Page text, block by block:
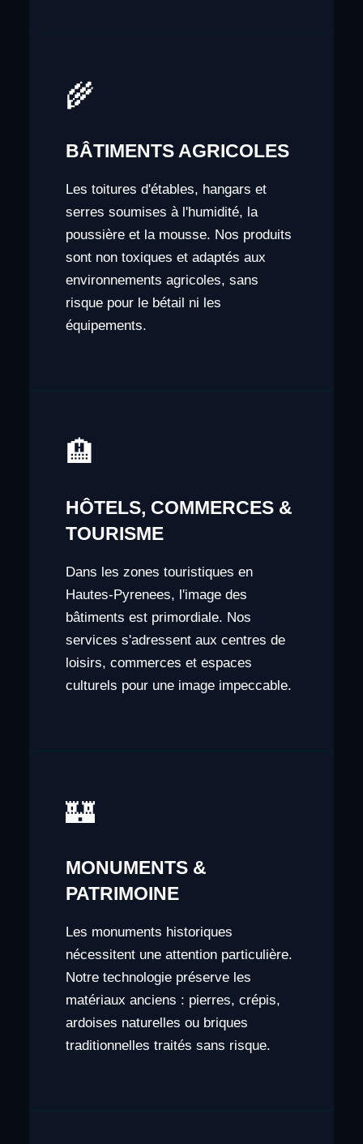
🌾
BÂTIMENTS AGRICOLES
Les toitures d'étables, hangars et
serres soumises à l'humidité, la
poussière et la mousse. Nos produits
sont non toxiques et adaptés aux
environnements agricoles, sans
risque pour le bétail ni les
équipements.
🏨
HÔTELS, COMMERCES &
TOURISME
Dans les zones touristiques en
Hautes-Pyrenees, l'image des
bâtiments est primordiale. Nos
services s'adressent aux centres de
loisirs, commerces et espaces
culturels pour une image impeccable.
🏰
MONUMENTS &
PATRIMOINE
Les monuments historiques
nécessitent une attention particulière.
Notre technologie préserve les
matériaux anciens : pierres, crépis,
ardoises naturelles ou briques
traditionnelles traités sans risque.